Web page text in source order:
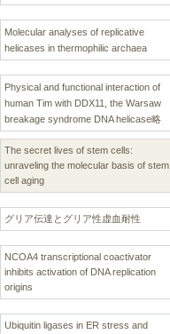
Molecular analyses of replicative
helicases in thermophilic archaea
Physical and functional interaction of
human Tim with DDX11, the Warsaw
breakage syndrome DNA helicase略
The secret lives of stem cells:
unraveling the molecular basis of stem
cell aging
グリア伝達とグリア性虚血耐性
NCOA4 transcriptional coactivator
inhibits activation of DNA replication
origins
Ubiquitin ligases in ER stress and